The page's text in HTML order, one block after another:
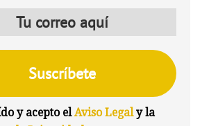
y acepto elAviso Legaly la